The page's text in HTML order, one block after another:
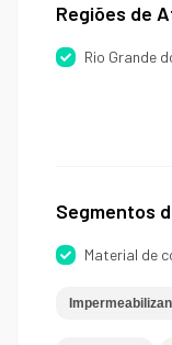
Regiões de
Rio Grande
Segmentos
Material de